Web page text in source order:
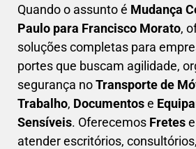
Quando o assunto é Mudança
Paulo para Francisco Morato,
soluções completas para
portes que buscam agilidade,
segurança noTransporte de
Trabalho, Documentose
Sensíveis. Oferecemos Fretese
atender escritórios,